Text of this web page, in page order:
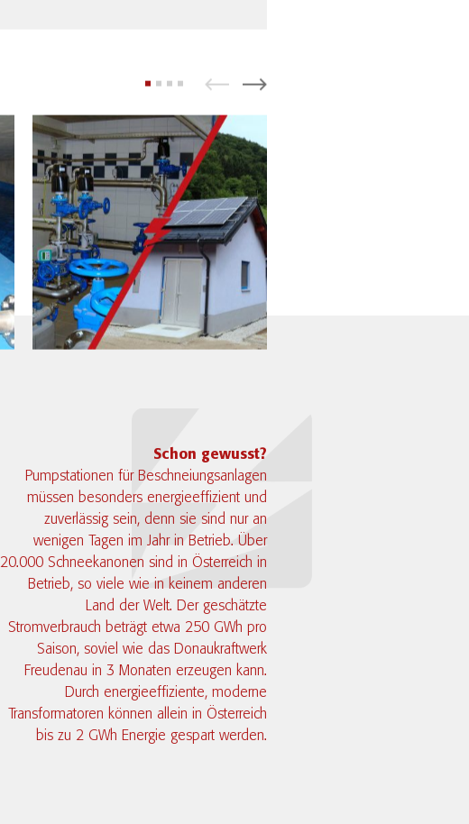
Schon gewusst?
Pumpstationen für Beschneiungsanlagen
müssen besonders energieeffizient und
zuverlässig sein, denn sie sind nur an
wenigen Tagen im Jahr in Betrieb. Über
20.000 Schneekanonen sind in Österreich in
Betrieb, so viele wie in keinem anderen
Land der Welt. Der geschätzte
Stromverbrauch beträgt etwa 250 GWh pro
Saison, soviel wie das Donaukraftwerk
Freudenau in 3 Monaten erzeugen kann.
Durch energieeffiziente, moderne
Transformatoren können allein in Österreich
bis zu 2 GWh Energie gespart werden.